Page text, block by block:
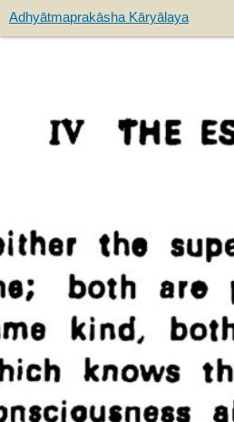
Adhyātmaprakāsha Kāryālaya